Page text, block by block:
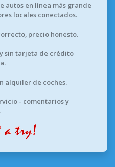
autos en línea más grande
locales conectados.
precio honesto.
sin tarjeta de crédito
alquiler de coches.
- comentarios y